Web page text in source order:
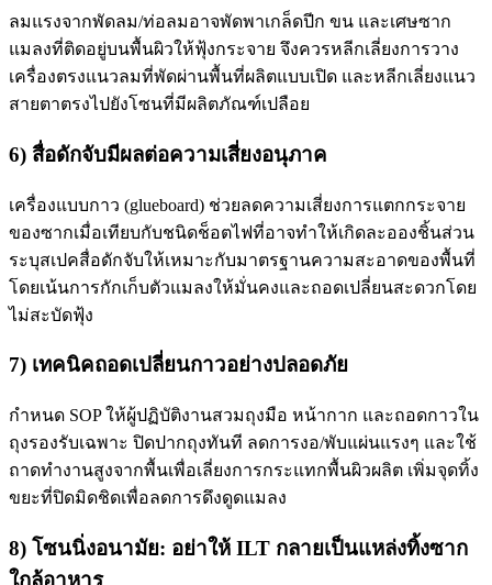
ลมแรงจากพัดลม/ท่อลมอาจพัดพาเกล็ดปีก ขน และเศษซาก
แมลงที่ติดอยู่บนพื้นผิวให้ฟุ้งกระจาย จึงควรหลีกเลี่ยงการวาง
เครื่องตรงแนวลมที่พัดผ่านพื้นที่ผลิตแบบเปิด และหลีกเลี่ยงแนว
สายตาตรงไปยังโซนที่มีผลิตภัณฑ์เปลือย
6) สื่อดักจับมีผลต่อความเสี่ยงอนุภาค
เครื่องแบบกาว (glueboard) ช่วยลดความเสี่ยงการแตกกระจาย
ของซากเมื่อเทียบกับชนิดช็อตไฟที่อาจทำให้เกิดละอองชิ้นส่วน
ระบุสเปคสื่อดักจับให้เหมาะกับมาตรฐานความสะอาดของพื้นที่
โดยเน้นการกักเก็บตัวแมลงให้มั่นคงและถอดเปลี่ยนสะดวกโดย
ไม่สะบัดฟุ้ง
7) เทคนิคถอดเปลี่ยนกาวอย่างปลอดภัย
กำหนด SOP ให้ผู้ปฏิบัติงานสวมถุงมือ หน้ากาก และถอดกาวใน
ถุงรองรับเฉพาะ ปิดปากถุงทันที ลดการงอ/พับแผ่นแรงๆ และใช้
ถาดทำงานสูงจากพื้นเพื่อเลี่ยงการกระแทกพื้นผิวผลิต เพิ่มจุดทิ้ง
ขยะที่ปิดมิดชิดเพื่อลดการดึงดูดแมลง
8) โซนนิ่งอนามัย: อย่าให้ ILT กลายเป็นแหล่งทิ้งซาก
ใกล้อาหาร